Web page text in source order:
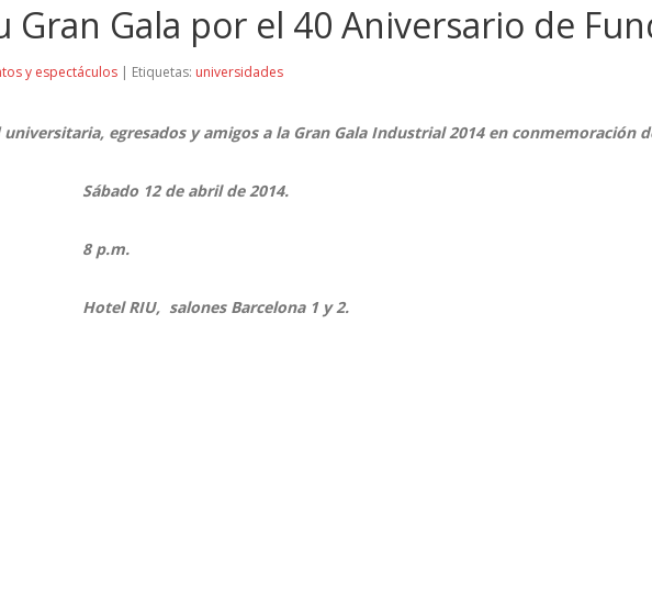
Gran Gala por el 40 Aniversario de
y espectáculos | Etiquetas: universidades
egresados y amigos a la Gran Gala Industrial 2014 en conmemoración
Sábado 12 de abril de 2014.
8 p.m.
Hotel RIU, salones Barcelona 1 y 2.